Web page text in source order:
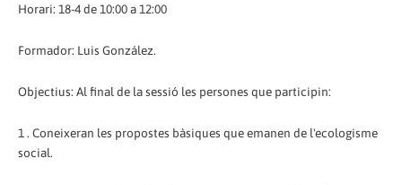
Horari: 18-4 de 10:00 a 12:00
Formador: Luis González.
Objectius: Al final de la sessió les persones que participin:
1 . Coneixeran les propostes bàsiques que emanen de l'ecologisme
social.